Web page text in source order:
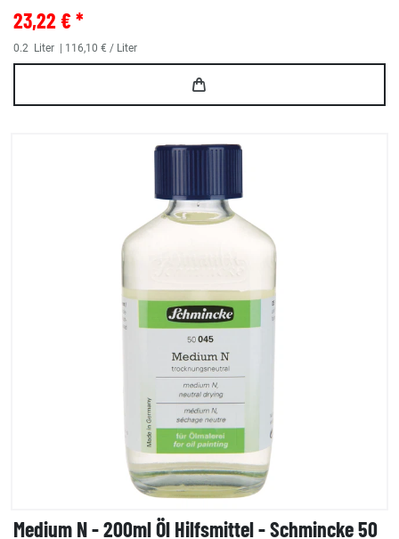
23,22 € *
0.2 Liter | 116,10 € / Liter
Medium N - 200ml Öl Hilfsmittel - Schmincke 50